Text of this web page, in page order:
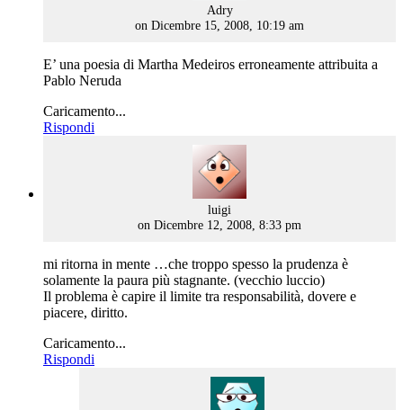
Adrysays:
on Dicembre 15, 2008, 10:19 am
E’ una poesia di Martha Medeiros erroneamente attribuita a
Pablo Neruda
Caricamento...
Rispondi
luigi
on Dicembre 12, 2008, 8:33 pm
mi ritorna in mente …che troppo spesso la prudenza è
solamente la paura più stagnante. (vecchio luccio)
Il problema è capire il limite tra responsabilità, dovere e
piacere, diritto.
Caricamento...
Rispondi